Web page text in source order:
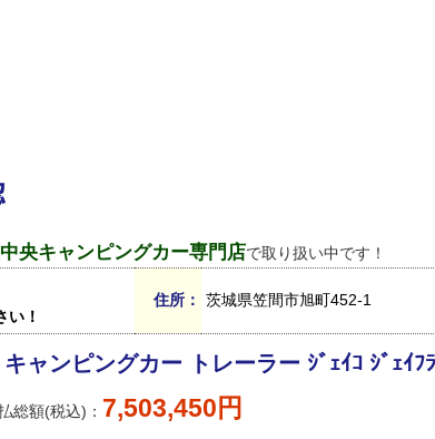
央キャンピングカー専門店で取り扱い中です！
い！
住所： 茨城県笠間市旭町452-1
キャンピングカー トレーラー ｼﾞｪｲｺ ｼﾞｪｲ
総額(税込)： 7,503,450円